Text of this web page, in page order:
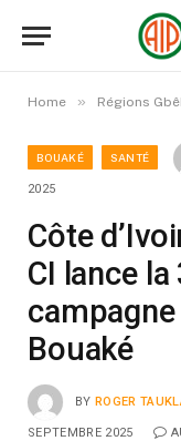
Home » Régions
BOUAKÉ SANTÉ
2025
Côte
CI lance
Bouaké
BY ROGER
SEPTEMBRE 2025